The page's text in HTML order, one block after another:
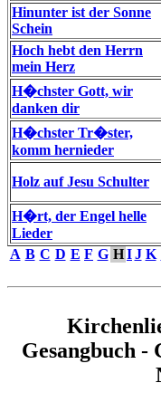
Hinunter ist der Sonne
Schein
Hoch hebt den Herrn
mein Herz
H�chster Gott, wir
danken dir
H�chster Tr�ster,
komm hernieder
Holz auf Jesu Schulter
H�rt, der Engel helle
Lieder
A B C D E F G H IJ K
Gesangbuch -